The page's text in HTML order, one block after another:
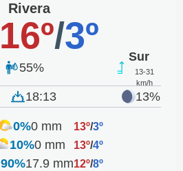
Rivera
16º/3º
55%
Sur
13-31
km/h
18:13 13%
0%0 mm 13º/3º
10%0 mm 13º/4º
90%17.9 mm12º/8º